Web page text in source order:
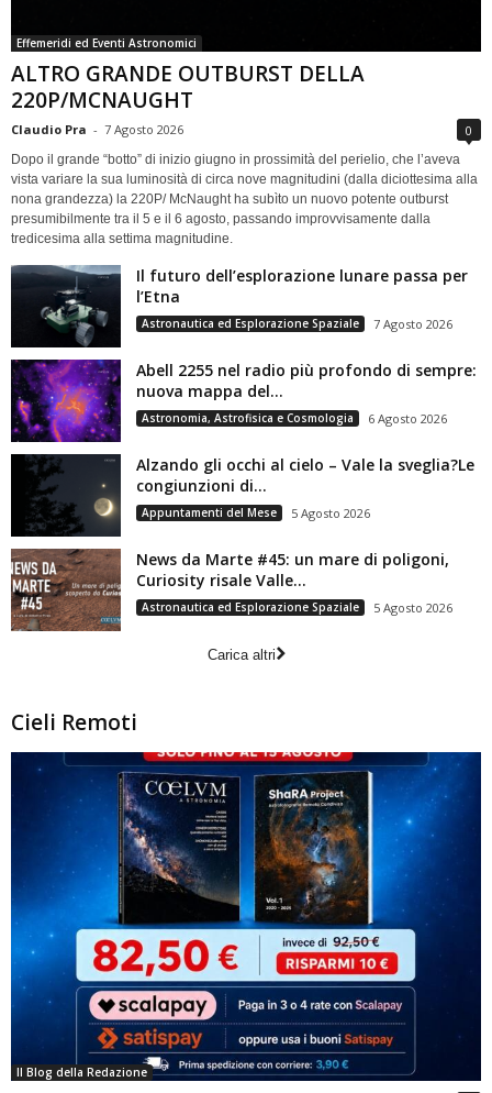
Effemeridi ed Eventi Astronomici
ALTRO GRANDE OUTBURST DELLA
220P/MCNAUGHT
Claudio Pra - 7 Agosto 2026 0
Dopo il grande “botto” di inizio giugno in prossimità del perielio, che l’aveva
vista variare la sua luminosità di circa nove magnitudini (dalla diciottesima alla
nona grandezza) la 220P/ McNaught ha subìto un nuovo potente outburst
presumibilmente tra il 5 e il 6 agosto, passando improvvisamente dalla
tredicesima alla settima magnitudine.
Il futuro dell’esplorazione lunare passa per
l’Etna
Astronautica ed Esplorazione Spaziale 7 Agosto 2026
Abell 2255 nel radio più profondo di sempre:
nuova mappa del...
Astronomia, Astrofisica e Cosmologia 6 Agosto 2026
Alzando gli occhi al cielo – Vale la sveglia?Le
congiunzioni di...
Appuntamenti del Mese 5 Agosto 2026
News da Marte #45: un mare di poligoni,
Curiosity risale Valle...
Astronautica ed Esplorazione Spaziale 5 Agosto 2026
Carica altri
Cieli Remoti
Il Blog della Redazione